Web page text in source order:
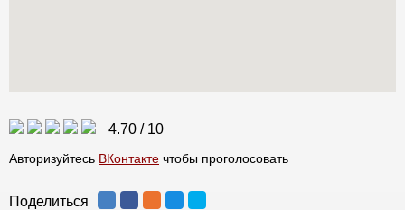
4.70 / 10
Авторизуйтесь ВКонтакте чтобы проголосовать
Поделиться